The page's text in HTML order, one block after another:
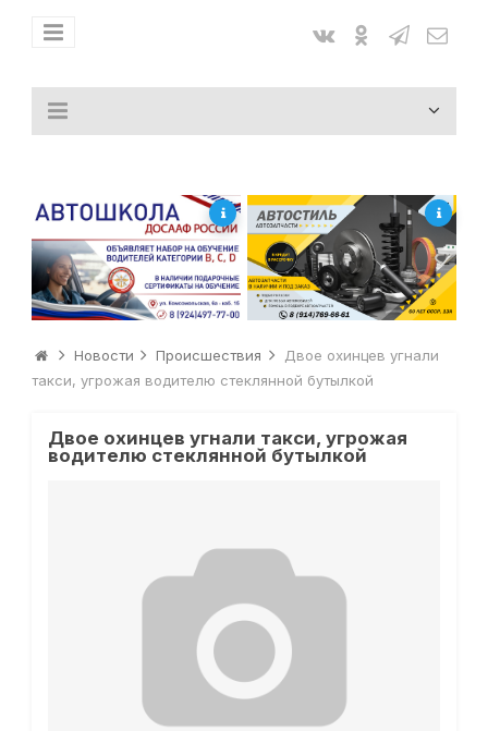
Новости Происшествия
Двое охинцев угнали
такси, угрожая водителю стеклянной бутылкой
Двое охинцев угнали такси, угрожая
водителю стеклянной бутылкой